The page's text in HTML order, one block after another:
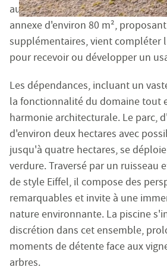
aux grandes propriétés de
annexe d'environ 80 m²,
supplémentaires, vient compléter
pour recevoir ou développer un
Les dépendances, incluant un
la fonctionnalité du domaine tout
harmonie architecturale. Le parc,
d'environ deux hectares avec
jusqu'à quatre hectares, se
verdure. Traversé par un ruisseau
de style Eiffel, il compose des
remarquables et invite à une
nature environnante. La piscine
discrétion dans cet ensemble,
moments de détente face aux
arbres.
Société à responsabilité limitée
RCS Tarascon : 483 630 372
Siret : 483 630 372 00033 - Code
Numéro individuel
Réglementation :
Loi n° 70-9 du 2 janvier 1970 –
SARL EMILE GARCIN
Adhérent au Syndicat National
Garantie financière auprès de
Honoraires de négociation : 6 %
Le médiateur compétent en cas
https://recevabilite-